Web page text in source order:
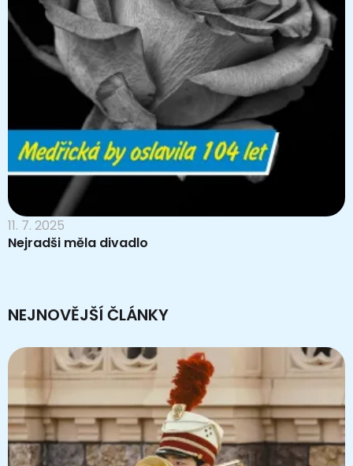
11. 7. 2025
Nejradši měla divadlo
NEJNOVĚJŠÍ ČLÁNKY